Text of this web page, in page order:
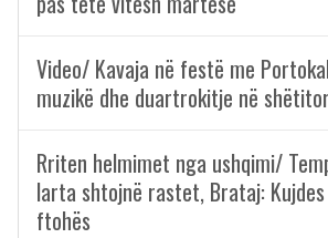
Video/ Kavaja në festë me
muzikë dhe duartrokitje në
Rriten helmimet nga ushqimi/
larta shtojnë rastet, Brataj:
ftohës